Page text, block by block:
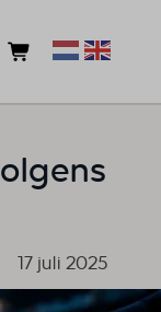
17 juli 2025